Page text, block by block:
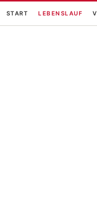
START LEBENSLAUF